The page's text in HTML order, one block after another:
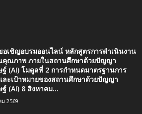
อเชิญอบรมออนไลน์ หลักสูตรการดำเนินงาน
คุณภาพ ภายในสถานศึกษาด้วยปัญญา
ฐ์ (AI) โมดูลที่ 2 การกำหนดมาตรฐานการ
ละเป้าหมายของสถานศึกษาด้วยปัญญา
(AI) 8 สิงหาคม...
2569